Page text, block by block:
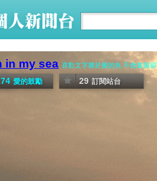
in my sea 喜歡文字勝於圖的魚 不會畫圖
愛的鼓勵 29 訂閱站台